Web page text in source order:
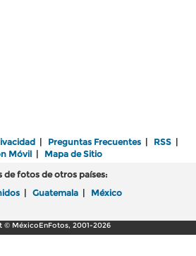
| Preguntas Frecuentes | RSS |
Móvil| Mapa de Sitio
de fotos de otros países:
| Guatemala | México
© MéxicoEnFotos, 2001-2026